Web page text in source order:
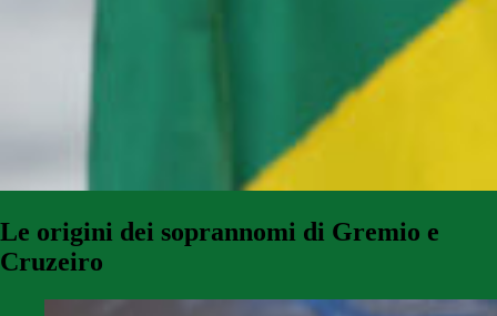
Le origini dei soprannomi di Gremio e
Cruzeiro